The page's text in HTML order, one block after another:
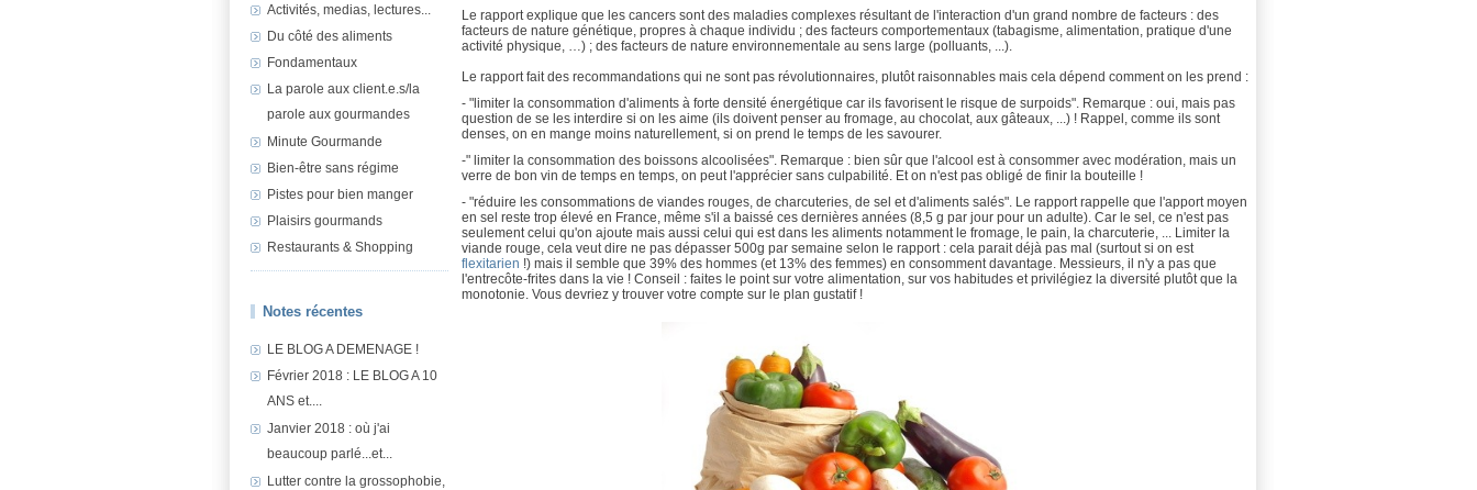
Activités, medias, lectures...
Du côté des aliments
Fondamentaux
La parole aux client.e.s/la
parole aux gourmandes
Minute Gourmande
Bien-être sans régime
Pistes pour bien manger
Plaisirs gourmands
Restaurants & Shopping
Notes récentes
LE BLOG A DEMENAGE !
Février 2018 : LE BLOG A 10
ANS et....
Janvier 2018 : où j'ai
beaucoup parlé...et...
Lutter contre la grossophobie,
Le rapport explique que les cancers sont des maladies complexes résultant de l'interaction d'un grand nombre de facteurs : des
facteurs de nature génétique , propres à chaque individu ; des facteurs comportementaux (tabagisme, alimentation, pratique d'une
activité physique, …) ; des facteurs de nature environnementale au sens large (polluants, ...).
Le rapport fait des recommandations qui ne sont pas révolutionnaires, plutôt raisonnables mais cela dépend comment on les prend :
- "limiter la consommation d'aliments à forte densité énergétique car ils favorisent le risque de surpoids". Remarque : oui, mais pas
question de se les interdire si on les aime (ils doivent penser au fromage, au chocolat, aux gâteaux, ...) ! Rappel, comme ils sont
denses, on en mange moins naturellement, si on prend le temps de les savourer.
-" limiter la consommation des boissons alcoolisées". Remarque : bien sûr que l'alcool est à consommer avec modération, mais un
verre de bon vin de temps en temps, on peut l'apprécier sans culpabilité. Et on n'est pas obligé de finir la bouteille !
- "réduire les consommations de viandes rouges, de charcuteries, de sel et d'aliments salés". Le rapport rappelle que l'apport moyen
en sel reste trop élevé en France, même s'il a baissé ces dernières années (8,5 g par jour pour un adulte). Car le sel, ce n'est pas
seulement celui qu'on ajoute mais aussi celui qui est dans les aliments notamment le fromage, le pain, la charcuterie, ... Limiter la
viande rouge, cela veut dire ne pas dépasser 500g par semaine selon le rapport : cela parait déjà pas mal (surtout si on est
flexitarien !) mais il semble que 39% des hommes (et 13% des femmes) en consomment davantage. Messieurs, il n'y a pas que
l'entrecôte-frites dans la vie ! Conseil : faites le point sur votre alimentation, sur vos habitudes et privilégiez la diversité plutôt que la
monotonie. Vous devriez y trouver votre compte sur le plan gustatif !